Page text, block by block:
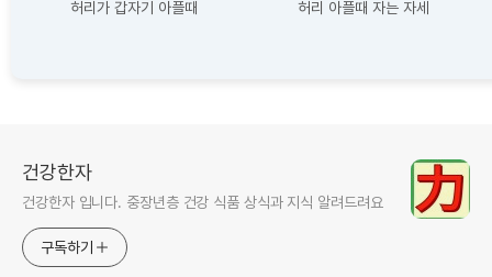
허리가 갑자기 아플때 허리 아플때 자는 자세
건강한자
건강한자 입니다. 중장년층 건강 식품 상식과 지식 알려드려요
구독하기